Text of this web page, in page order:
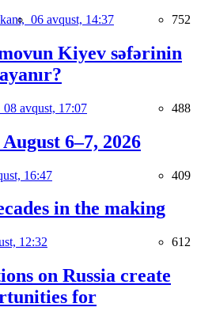
06 avqust, 14:37 752
Kiyev səfərinin
08 avqust, 17:07 488
6–7, 2026
16:47 409
in the making
12:32 612
on Russia create
for